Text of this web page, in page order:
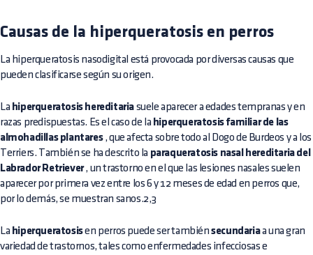
Causas de la hiperqueratosis en perros
La hiperqueratosis nasodigital está provocada por diversas causas que
pueden clasificarse según su origen.
La hiperqueratosis hereditaria suele aparecer a edades tempranas y en
razas predispuestas. Es el caso de la hiperqueratosis familiar de las
almohadillas plantares, que afecta sobre todo al Dogo de Burdeos y a los
Terriers. También se ha descrito la paraqueratosis nasal hereditaria del
Labrador Retriever, un trastorno en el que las lesiones nasales suelen
aparecer por primera vez entre los 6 y 12 meses de edad en perros que,
por lo demás, se muestran sanos.2,3
La hiperqueratosisen perros puede ser tambiénsecundariaa una gran
variedad de trastornos, tales como enfermedades infecciosas e